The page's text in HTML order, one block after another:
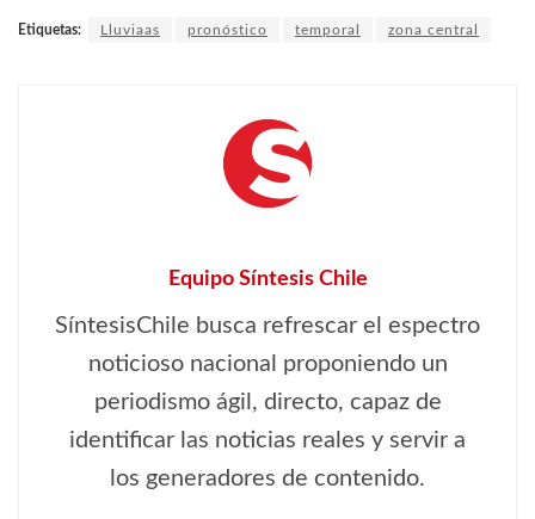
Etiquetas: Lluviaas pronóstico temporal zona central
Equipo Síntesis Chile
SíntesisChile busca refrescar el espectro
noticioso nacional proponiendo un
periodismo ágil, directo, capaz de
identificar las noticias reales y servir a
los generadores de contenido.